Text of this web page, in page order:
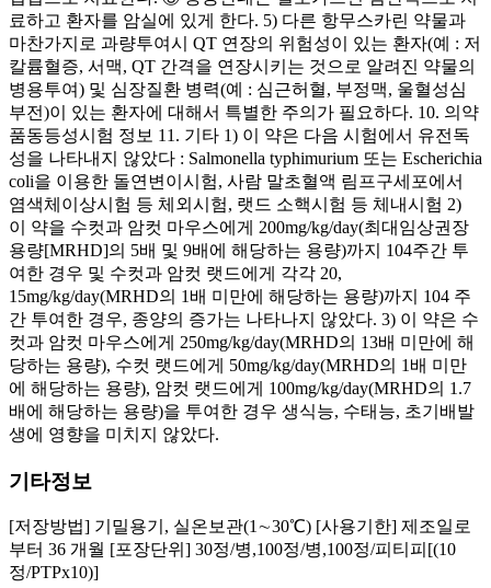
료하고 환자를 암실에 있게 한다. 5) 다른 항무스카린 약물과
마찬가지로 과량투여시 QT 연장의 위험성이 있는 환자(예 : 저
칼륨혈증, 서맥, QT 간격을 연장시키는 것으로 알려진 약물의
병용투여) 및 심장질환 병력(예 : 심근허혈, 부정맥, 울혈성심
부전)이 있는 환자에 대해서 특별한 주의가 필요하다. 10. 의약
품동등성시험 정보 11. 기타 1) 이 약은 다음 시험에서 유전독
성을 나타내지 않았다 : Salmonella typhimurium 또는 Escherichia
coli을 이용한 돌연변이시험, 사람 말초혈액 림프구세포에서
염색체이상시험 등 체외시험, 랫드 소핵시험 등 체내시험 2)
이 약을 수컷과 암컷 마우스에게 200mg/kg/day(최대임상권장
용량[MRHD]의 5배 및 9배에 해당하는 용량)까지 104주간 투
여한 경우 및 수컷과 암컷 랫드에게 각각 20,
15mg/kg/day(MRHD의 1배 미만에 해당하는 용량)까지 104 주
간 투여한 경우, 종양의 증가는 나타나지 않았다. 3) 이 약은 수
컷과 암컷 마우스에게 250mg/kg/day(MRHD의 13배 미만에 해
당하는 용량), 수컷 랫드에게 50mg/kg/day(MRHD의 1배 미만
에 해당하는 용량), 암컷 랫드에게 100mg/kg/day(MRHD의 1.7
배에 해당하는 용량)을 투여한 경우 생식능, 수태능, 초기배발
생에 영향을 미치지 않았다.
기타정보
[저장방법] 기밀용기, 실온보관(1∼30℃) [사용기한] 제조일로
부터 36 개월 [포장단위] 30정/병,100정/병,100정/피티피[(10
정/PTPx10)]